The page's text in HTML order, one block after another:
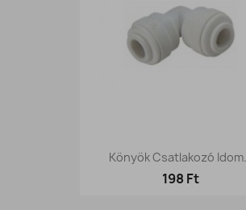
Könyök Csatlakozó Idom...
198 Ft